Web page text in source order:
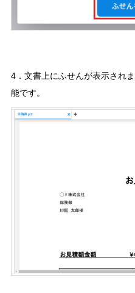
4．文書上にふせんが表示され
能です。